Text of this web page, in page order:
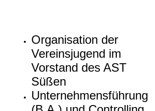
Organisation der
Vereinsjugend im
Vorstand des AST
Süßen
Unternehmensführung